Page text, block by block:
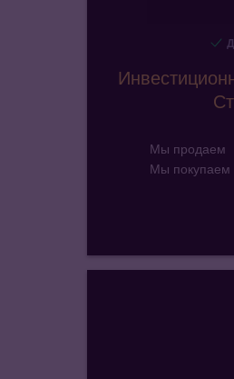
Мы продаем
Мы покупаем